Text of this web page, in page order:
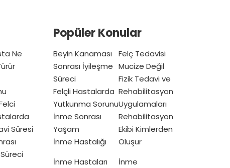
Ne
Süresi
Popüler Konular
Beyin Kanaması
Sonrası İyileşme
Süreci
Felçli Hastalarda
Yutkunma Sorunu
İnme Sonrası
Yaşam
İnme Hastalığı
Felç Tedavisi
Mucize Değil
Fizik Tedavi ve
Rehabilitasyon
Uygulamaları
Rehabilitasyon
Ekibi Kimlerden
Oluşur
İnme Hastaları
İnme